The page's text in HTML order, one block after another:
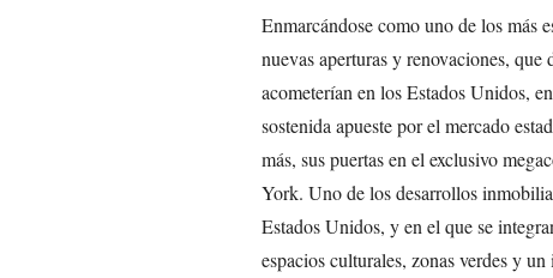
Enmarcándose como uno de los más
nuevas aperturas y renovaciones,
acometerían en los Estados Unidos,
sostenida apueste por el mercado
más, sus puertas en el exclusivo
York. Uno de los desarrollos
Estados Unidos, y en el que se
espacios culturales, zonas verdes y